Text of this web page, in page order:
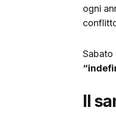
ogni
Sabato
Il